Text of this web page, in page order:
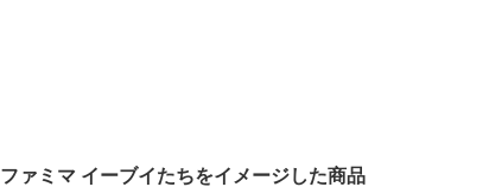
ファミマ イーブイたちをイメージした商品